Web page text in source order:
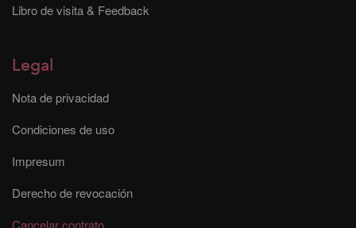
Libro de visita & Feedback
Legal
Nota de privacidad
Condiciones de uso
Impresum
Derecho de revocación
Cancelar contrato